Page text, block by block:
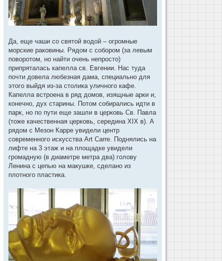
Да, еще чаши со святой водой – огромные
морские раковины. Рядом с собором (за левым
поворотом, но найти очень непросто)
припряталась капелла св. Евгении. Нас туда
почти довела любезная дама, специально для
этого выйдя из-за столика уличного кафе.
Капелла встроена в ряд домов, изящные арки и,
конечно, дух старины. Потом собирались идти в
парк, но по пути еще зашли в церковь Св. Павла
(тоже качественная церковь, середина XIX в). А
рядом с Мезон Карре увидели центр
современного искусства Art Carre. Поднялись на
лифте на 3 этаж и на площадке увидели
громадную (в диаметре метра два) голову
Ленина с цепью на макушке, сделано из
плотного пластика.